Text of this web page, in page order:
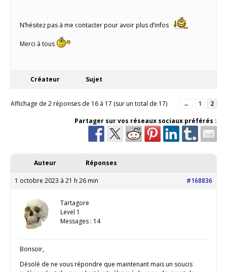
N’hésitez pas à me contacter pour avoir plus d’infos
Merci à tous
Créateur Sujet
Affichage de 2 réponses de 16 à 17 (sur un total de 17) ← 1
2
Partager sur vos réseaux sociaux préférés :
Auteur Réponses
1 octobre 2023 à 21 h 26 min #168836
Tartagore
Level 1
Messages : 14
Bonsoir,
Désolé de ne vous répondre que maintenant mais un soucis